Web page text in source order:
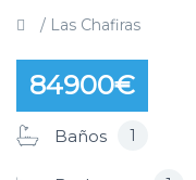
/ Las Chafiras
84900€
Baños 1